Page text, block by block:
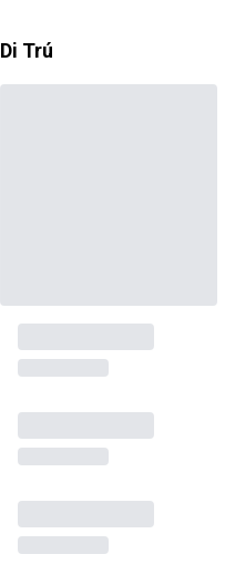
Di Trú